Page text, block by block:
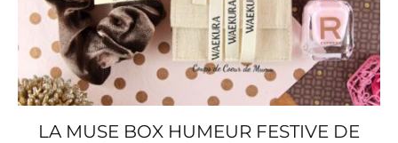
LA MUSE BOX HUMEUR FESTIVE DE